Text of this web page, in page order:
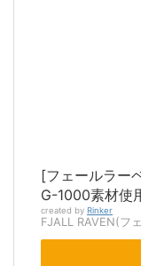
[フェールラー
G-1000素材使
created by Rinker
FJALL RAVEN(フ